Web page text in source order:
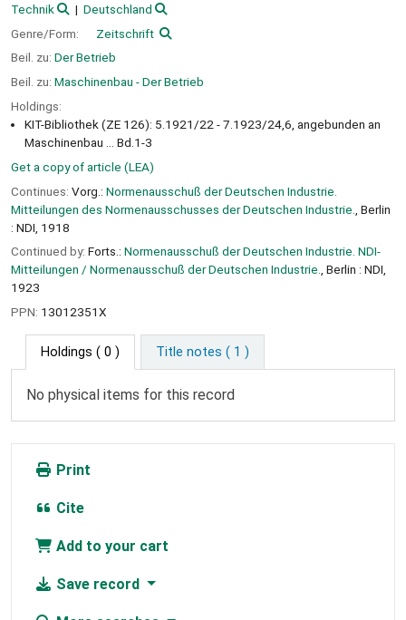
Technik
Deutschland
Genre/Form:
Zeitschrift
Beil. zu: Der Betrieb
Beil. zu: Maschinenbau - Der Betrieb
Holdings:
KIT-Bibliothek (ZE 126): 5.1921/22 - 7.1923/24,6, angebunden an
Maschinenbau ... Bd.1-3
Get a copy of article (LEA)
Continues: Vorg.: Normenausschuß der Deutschen Industrie.
Mitteilungen des Normenausschusses der Deutschen Industrie.
, Berlin
: NDI, 1918
Continued by: Forts.: Normenausschuß der Deutschen Industrie. NDI-
Mitteilungen / Normenausschuß der Deutschen Industrie., Berlin : NDI,
1923
PPN: 13012351X
Holdings ( 0 ) Title notes ( 1 )
No physical items for this record
Print
Cite
Add to your cart
Save record